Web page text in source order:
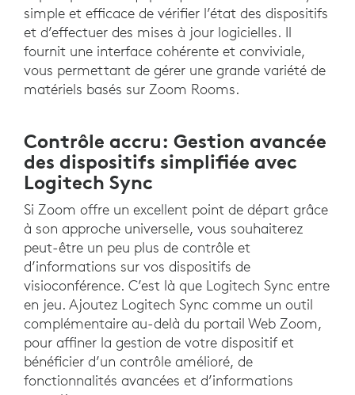
simple et efficace de vérifier l’état des dispositifs
et d’effectuer des mises à jour logicielles. Il
fournit une interface cohérente et conviviale,
vous permettant de gérer une grande variété de
matériels basés sur Zoom Rooms.
Contrôle accru: Gestion avancée
des dispositifs simplifiée avec
Logitech Sync
Si Zoom offre un excellent point de départ grâce
à son approche universelle, vous souhaiterez
peut-être un peu plus de contrôle et
d’informations sur vos dispositifs de
visioconférence. C’est là que Logitech Sync entre
en jeu. Ajoutez Logitech Sync comme un outil
complémentaire au-delà du portail Web Zoom,
pour affiner la gestion de votre dispositif et
bénéficier d’un contrôle amélioré, de
fonctionnalités avancées et d’informations